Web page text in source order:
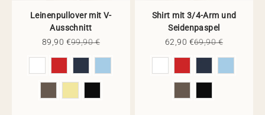
Leinenpullover mit V-
Ausschnitt
Angebot
89,90 €Regulärer Preis
99,90 €
Shirt mit 3/4-Arm und
Seidenpaspel
Angebot
62,90 €Regulärer Preis
69,90 €